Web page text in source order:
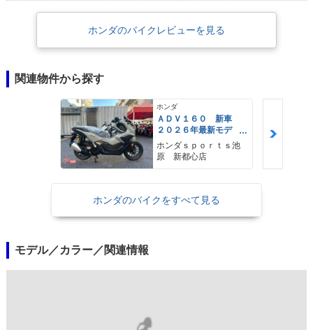
ホンダのバイクレビューを見る
関連物件から探す
ホンダ
ＡＤＶ１６０ 新車
２０２６年最新モデ
ル パールスモーキー
グレー スマートキ
ー ２９Ｌメットイ
ホンダｓｐｏｒｔｓ池
原 新都心店
ホンダのバイクをすべて見る
モデル／カラー／関連情報